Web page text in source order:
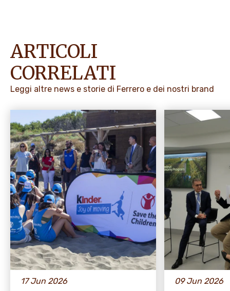
ARTICOLI
CORRELATI
Leggi altre news e storie di Ferrero e dei nostri brand
17 Jun 2026
09 Jun 2026